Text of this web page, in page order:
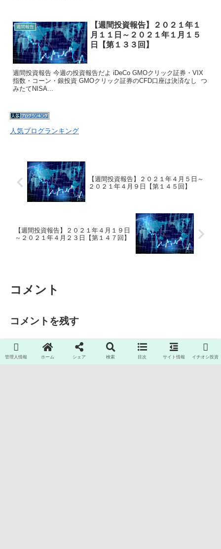
週間報告
【週間投資報告】２０２１年１
月１１日～２０２１年１月１５
日【第１３３回】
週間投資報告 今週の投資報告だよ iDeCo GMOクリック証券・VIX
指数・コーン・銀投資 GMOクリック証券のCFD口座は決済なし つ
みたてNISA...
人気ブログランキング
【週間投資報告】２０２１年４月５日～
２０２１年４月９日【第１４５回】
【週間投資報告】２０２１年４月１９日
～２０２１年４月２３日【第１４７回】
コメント
コメントを残す
管理人情報 ホーム シェア 検索 目次 サイト情報 イチオシ投資